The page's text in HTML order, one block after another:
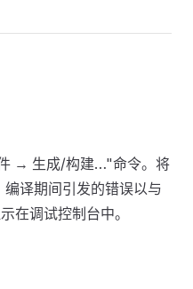
→ 生成/构建…"命令。将
编译期间引发的错误以与
在调试控制台中。